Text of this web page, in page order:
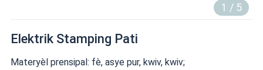
1 / 5
Elektrik Stamping Pati
Materyèl prensipal: fè, asye pur, kwiv, kwiv;